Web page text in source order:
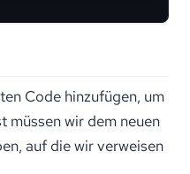
Code hinzufügen, um
müssen wir dem neuen
auf die wir verweisen